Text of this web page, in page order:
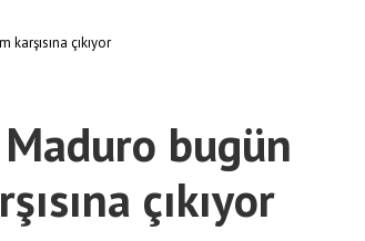
çıkıyor
bugün
çıkıyor